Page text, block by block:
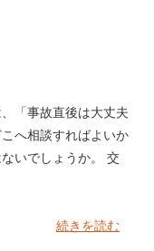
「事故直後は大丈夫
へ相談すればよいか
いでしょうか。 交
続きを読む